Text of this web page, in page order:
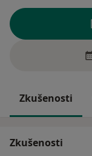
Zkušenosti
Zkušenosti